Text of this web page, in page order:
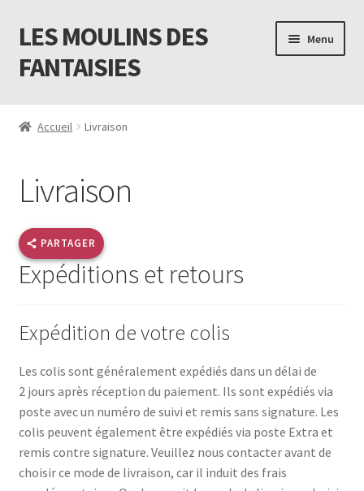
Aller
à
la
Aller
au
contenu
LES MOULINS DES
FANTAISIES
Menu
Contact
Livraison
Mon compte
Validation de la commande
Conditions d’utilisation
Accueil Livraison
Livraison
PARTAGER
Expéditions et retours
Expédition de votre colis
Les colis sont généralement expédiés dans un délai de
2 jours après réception du paiement. Ils sont expédiés via
poste avec un numéro de suivi et remis sans signature. Les
colis peuvent également être expédiés via poste Extra et
remis contre signature. Veuillez nous contacter avant de
choisir ce mode de livraison, car il induit des frais